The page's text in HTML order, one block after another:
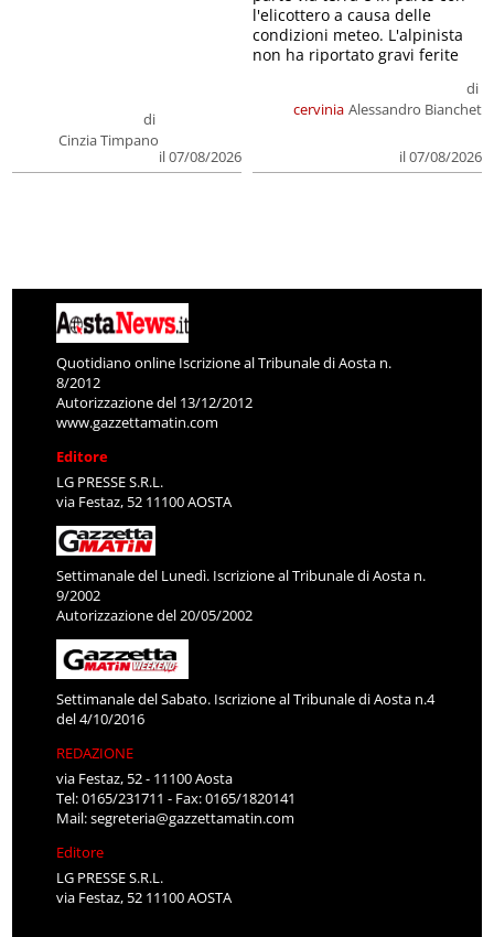
di
Cinzia Timpano
il 07/08/2026
cervinia
di
Alessandro Bianchet
il 07/08/2026
l'elicottero a causa delle
condizioni meteo. L'alpinista
non ha riportato gravi ferite
Quotidiano online Iscrizione al Tribunale di Aosta n.
8/2012
Autorizzazione del 13/12/2012
www.gazzettamatin.com
Editore
LG PRESSE S.R.L.
via Festaz, 52 11100 AOSTA
Settimanale del Lunedì. Iscrizione al Tribunale di Aosta n.
9/2002
Autorizzazione del 20/05/2002
Settimanale del Sabato. Iscrizione al Tribunale di Aosta n.4
del 4/10/2016
REDAZIONE
via Festaz, 52 - 11100 Aosta
Tel: 0165/231711 - Fax: 0165/1820141
Mail:segreteria@gazzettamatin.com
Editore
LG PRESSE S.R.L.
via Festaz, 52 11100 AOSTA